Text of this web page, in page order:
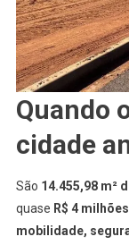
Quando
cidade
São 14.455,98 m²
quase R$ 4 milhões
mobilidade,